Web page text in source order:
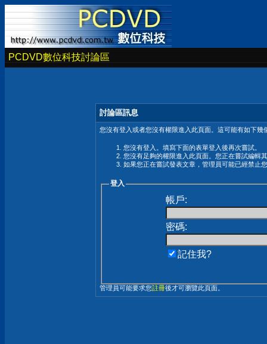
PCDVD數位科技討論區
討論區訊息
您沒有登入或者您沒有權限進入此頁面。這可能有如下幾
您沒有登入。填寫下面的表單登入後再次嘗試。
您沒有足夠的權限進入此頁面。您正在嘗試編輯
如果您正在嘗試發表文章，管理員可能已經禁止
登入
帳戶:
密碼:
記住我?
管理員可能要求您註冊後才可瀏覽此頁面。